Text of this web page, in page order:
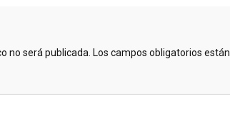
no será publicada. Los campos obligatorios